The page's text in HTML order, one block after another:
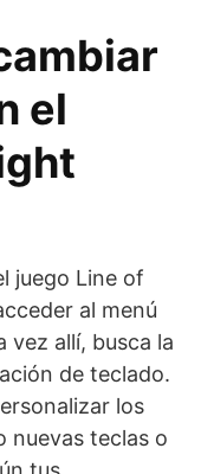
el
juego Line of
al menú
vez allí, busca la
de teclado.
los
nuevas teclas o